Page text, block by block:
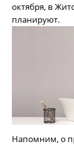
октября, в
планируют.
Напомним, о